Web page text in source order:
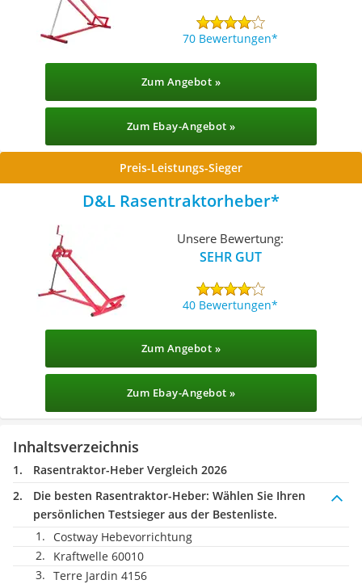
70 Bewertungen
Zum Angebot »
Zum Ebay-Angebot »
Preis-Leistungs-Sieger
D&L Rasentraktorheber
Unsere Bewertung:
SEHR GUT
40 Bewertungen
Zum Angebot »
Zum Ebay-Angebot »
Inhaltsverzeichnis
Rasentraktor-Heber Vergleich 2026
Die besten Rasentraktor-Heber: Wählen Sie Ihren
persönlichen Testsieger aus der Bestenliste.
Costway Hebevorrichtung
Kraftwelle 60010
Terre Jardin 4156